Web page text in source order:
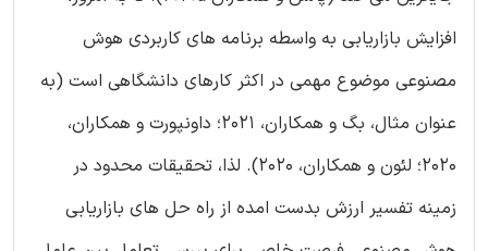
افزایش بازاریابی به واسطه برنامه های کاربردی هوش
مصنوعی موضوع مهمی در اکثر کارهای دانشگاهی است (به
عنوان مثال، بگ و همکاران، 2021؛ داونپورت و همکاران،
2020؛ لئون و همکاران، 2020). لذا، تحقیقات محدود در
زمینه تفسیر ارزش بدست امده از راه حل های بازاریابی